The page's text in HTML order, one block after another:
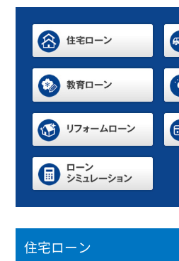
住宅ローン